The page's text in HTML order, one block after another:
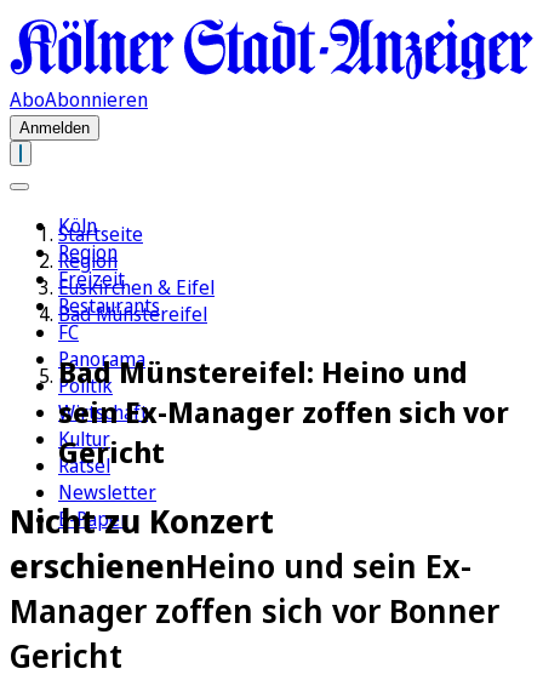
AboAbonnieren
Anmelden
Köln
Region
Freizeit
Restaurants
FC
Panorama
Politik
Wirtschaft
Kultur
Rätsel
Newsletter
E-Paper
Startseite
Region
Euskirchen & Eifel
Bad Münstereifel
Bad Münstereifel: Heino und
sein Ex-Manager zoffen sich vor
Gericht
Nicht zu Konzert
erschienenHeino und sein Ex-
Manager zoffen sich vor Bonner
Gericht